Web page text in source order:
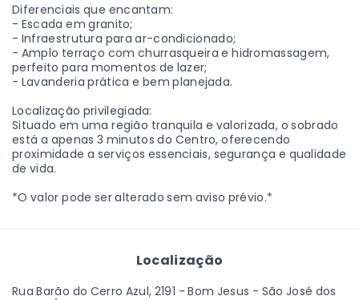
Diferenciais que encantam:
- Escada em granito;
- Infraestrutura para ar-condicionado;
- Amplo terraço com churrasqueira e hidromassagem,
perfeito para momentos de lazer;
- Lavanderia prática e bem planejada.
Localização privilegiada:
Situado em uma região tranquila e valorizada, o sobrado
está a apenas 3 minutos do Centro, oferecendo
proximidade a serviços essenciais, segurança e qualidade
de vida.
*O valor pode ser alterado sem aviso prévio.*
Localização
Rua Barão do Cerro Azul, 2191 - Bom Jesus - São José dos